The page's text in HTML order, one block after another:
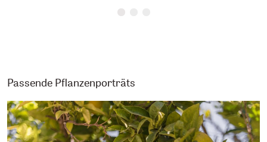
Passende Pflanzenporträts